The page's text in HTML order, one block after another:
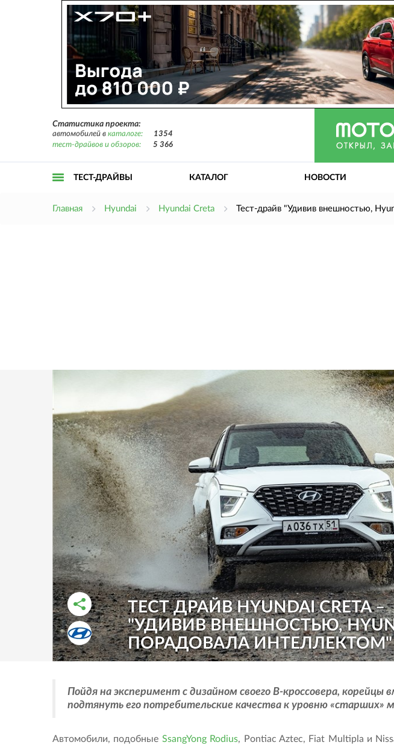
Статистика проекта:
автомобилей в каталоге:
1354
тест-драйвов и обзоров:
5 366
ТЕСТ-ДРАЙВЫ КАТАЛОГ НОВОСТИ
Главная Hyundai Hyundai Creta Тест-драйв "Удивив внешностью,
ТЕСТ ДРАЙВ HYUNDAI CRETA –
"УДИВИВ ВНЕШНОСТЬЮ,
ПОРАДОВАЛА ИНТЕЛЛЕКТОМ"
РАССКАЗАТЬ ВО ВКОНТАКТЕ
РАССКАЗАТЬ В ОДНОКЛАССНИКАХ
Пойдя на эксперимент с дизайном своего B-кроссовера,
подтянуть его потребительские качества к уровню «старших»
Автомобили, подобные SsangYong Rodius, Pontiac Aztec, Fiat Multipla и